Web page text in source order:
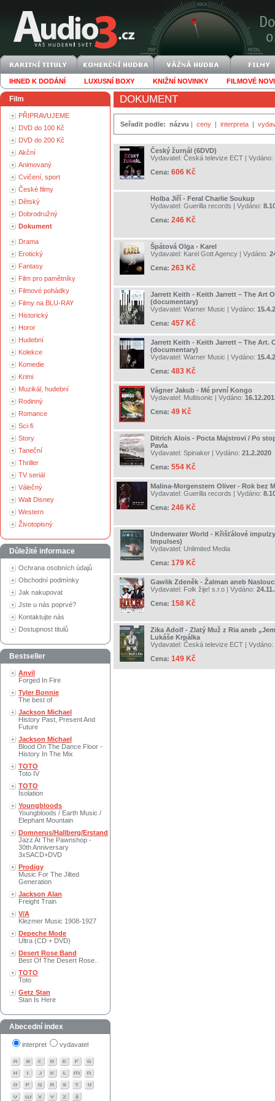
IHNED K DODÁNÍ LUXUSNÍ BOXY KNIŽNÍ NOVINKY FILMOVÉ
Film
PŘIPRAVUJEME
DVD do 100 Kč
DVD do 200 Kč
Akční
Animovaný
Cvičení, sport
České filmy
Dětský
Dobrodružný
Dokument
Drama
Erotický
Fantasy
Film pro pamětníky
Filmové pohádky
Filmy na BLU-RAY
Historický
Horor
Hudební
Kolekce
Komedie
Krimi
Muzikál, hudební
Rodinný
Romance
Sci-fi
Story
Taneční
Thriller
TV seriál
Válečný
Walt Disney
Western
Životopisný
Důležité informace
Ochrana osobních údajů
Obchodní podmínky
Jak nakupovat
Jste u nás poprvé?
Kontaktujte nás
Dostupnost titulů
Bestseller
Anvil
Forged In Fire
Tyler Bonnie
The best of
Jackson Michael
History Past, Present And
Future
Jackson Michael
Blood On The Dance Floor -
History In The Mix
TOTO
Toto IV
TOTO
Isolation
Youngbloods
Youngbloods / Earth Music /
Elephant Mountain
Domnerus/Hallberg/Erstand
Jazz At The Pawnshop -
30th Anniversary
3xSACD+DVD
Prodigy
Music For The Jilted
Generation
Jackson Alan
Freight Train
V/A
Klezmer Music 1908-1927
Depeche Mode
Ultra (CD + DVD)
Desert Rose Band
Best Of The Desert Rose..
TOTO
Toto
Getz Stan
Stan Is Here
Abecední index
interpret vydavatel
DOKUMENT
Seřadit podle: názvu | ceny | interpreta |
Český žurnál (6DVD)
Vydavatel: Česká televize ECT | Vydáno:
Cena: 606 Kč
Holba Jiří - Feral Charlie Soukup
Vydavatel: Guerilla records | Vydáno:
Cena: 246 Kč
Špátová Olga - Karel
Vydavatel: Karel Gott Agency | Vydáno:
Cena: 263 Kč
Jarrett Keith - Keith Jarrett – The Art
(documentary)
Vydavatel: Warner Music | Vydáno:
Cena: 457 Kč
Jarrett Keith - Keith Jarrett – The Art.
(documentary)
Vydavatel: Warner Music | Vydáno:
Cena: 483 Kč
Vágner Jakub - Mé první Kongo
Vydavatel: Multisonic | Vydáno:
Cena: 49 Kč
Ditrich Alois - Pocta Majstrovi / Po
Pavla
Vydavatel: Spinaker | Vydáno: 21.2.2020
Cena: 554 Kč
Malina-Morgenstern Oliver - Rok bez
Vydavatel: Guerilla records | Vydáno:
Cena: 246 Kč
Underwater World - Křišťálové
Impulses)
Vydavatel: Unlimited Media
Cena: 179 Kč
Gawlik Zdeněk - Žalman aneb
Vydavatel: Folk žije! s.r.o | Vydáno:
Cena: 158 Kč
Zika Adolf - Zlatý Muž z Ria aneb
Lukáše Krpálka
Vydavatel: Česká televize ECT | Vydáno:
Cena: 149 Kč